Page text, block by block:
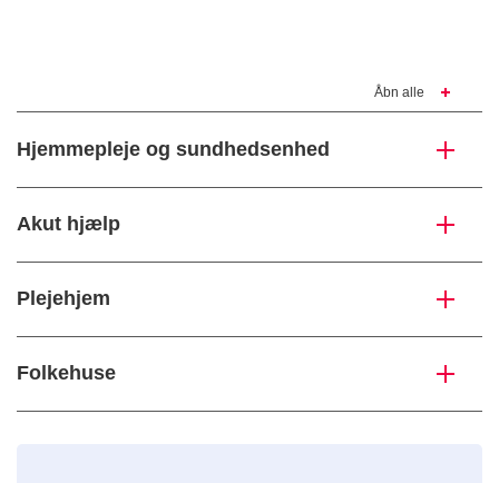
Åbn alle
Hjemmepleje og sundhedsenhed
Akut hjælp
Plejehjem
Folkehuse